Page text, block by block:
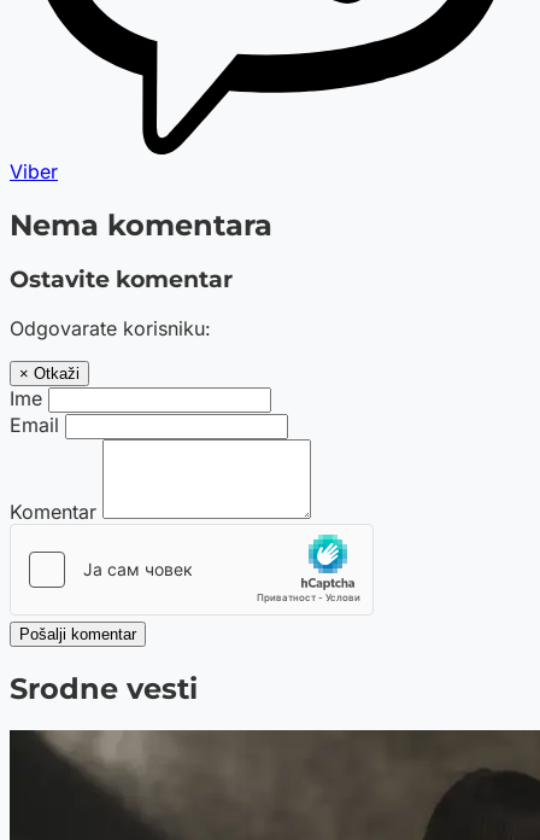
Viber
Nema komentara
Ostavite komentar
Odgovarate korisniku:
× Otkaži
Ime
Email
Komentar
Pošalji komentar
Srodne vesti